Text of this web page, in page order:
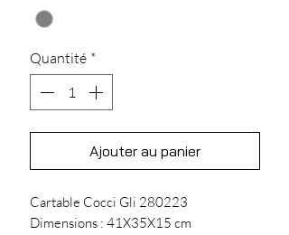
Quantité *
Ajouter au panier
Cartable Cocci Gli 280223
Dimensions : 41X35X15 cm